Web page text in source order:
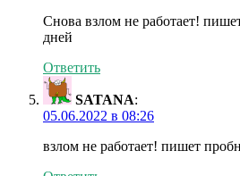
Снова взлом не работает!
дней
Ответить
SATANA:
05.06.2022 в 08:26
взлом не работает! пишет